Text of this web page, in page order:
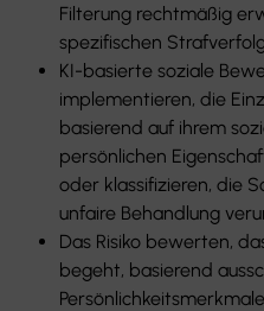
Filterung rechtmäßig
spezifischen
KI-basierte soziale
implementieren, die
basierend auf ihrem
persönlichen
oder klassifizieren, die
unfaire Behandlung
Das Risiko bewerten,
begeht, basierend